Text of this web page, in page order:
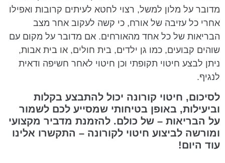
מדובר על מלון למשל, רצוי לחטא לעיתים קרובות ואפילו
אחרי כל עזיבה של אורח, כי קשה לעקוב אחר מצב
הבריאות של כל אחד מהאורחים. אם מדובר על מקום עם
שוהים קבועים, כמו גן ילדים, בית חולים, או בית אבות,
ניתן לבצע חיטוי תקופתי וכן חיטוי לאחר חשיפה ודאית
לנגיף.
לסיכום, חיטוי קורונה יכול להתבצע בקלות
וביעילות, באופן בטיחותי שמסייע לכם לשמור
על הבריאות – של כולם. להזמנת מדביר מקצועי
ומורשה לביצוע חיטוי לקורונה – התקשרו אלינו
עוד היום!